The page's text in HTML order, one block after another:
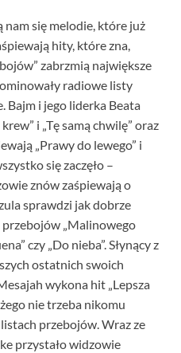
nam się melodie, które już
hity, które zna,
zabrzmią największe
radiowe listy
Bajm i jego liderka Beata
i „Tę samą chwilę” oraz
„Prawy do lewego” i
się zaczęło –
znów zaśpiewają o
sprawdzi jak dobrze
przebojów „Malinowego
czy „Do nieba”. Słynący z
ostatnich swoich
wykona hit „Lepsza
nie trzeba nikomu
przebojów. Wraz ze
przystało widzowie